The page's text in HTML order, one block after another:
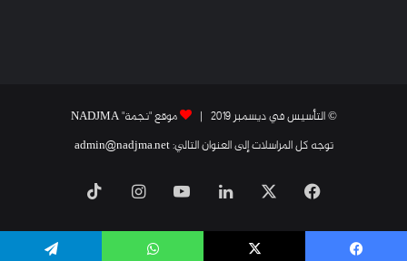
© التأسيس في ديسمبر 2019 |
موقع "نجمة" NADJMA
توجه كل المراسلات إلى العنوان التالي: admin@nadjma.net
فيسبوك لينكدإن يوتيوب انستقرام